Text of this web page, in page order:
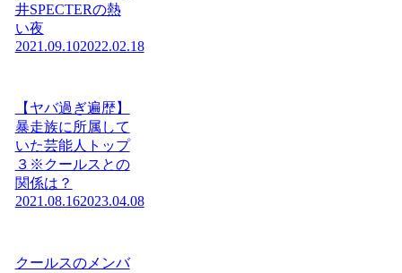
井SPECTERの熱
い夜
2021.09.102022.02.18
【ヤバ過ぎ遍歴】
暴走族に所属して
いた芸能人トップ
３※クールスとの
関係は？
2021.08.162023.04.08
クールスのメンバ